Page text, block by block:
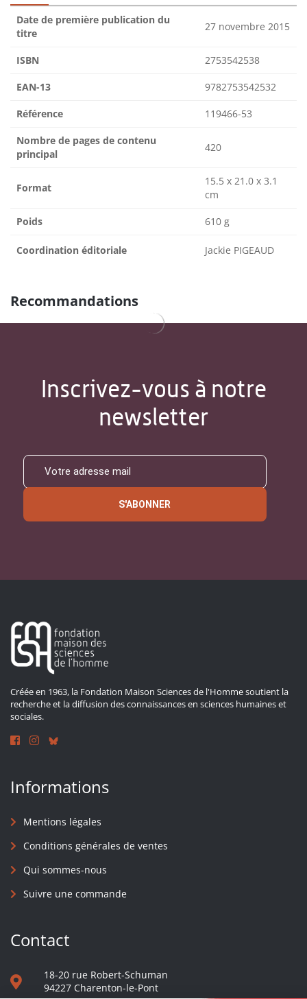
Date de première publication du
titre
27 novembre 2015
ISBN 2753542538
EAN-13 9782753542532
Référence 119466-53
Nombre de pages de contenu
principal
420
Format
15.5 x 21.0 x 3.1
cm
Poids 610 g
Coordination éditoriale Jackie PIGEAUD
Recommandations
Inscrivez-vous à notre
newsletter
S'ABONNER
Créée en 1963, la Fondation Maison Sciences de l'Homme soutient la
recherche et la diffusion des connaissances en sciences humaines et
sociales.
Informations
Mentions légales
Conditions générales de ventes
Qui sommes-nous
Suivre une commande
Contact
18-20 rue Robert-Schuman
94227 Charenton-le-Pont